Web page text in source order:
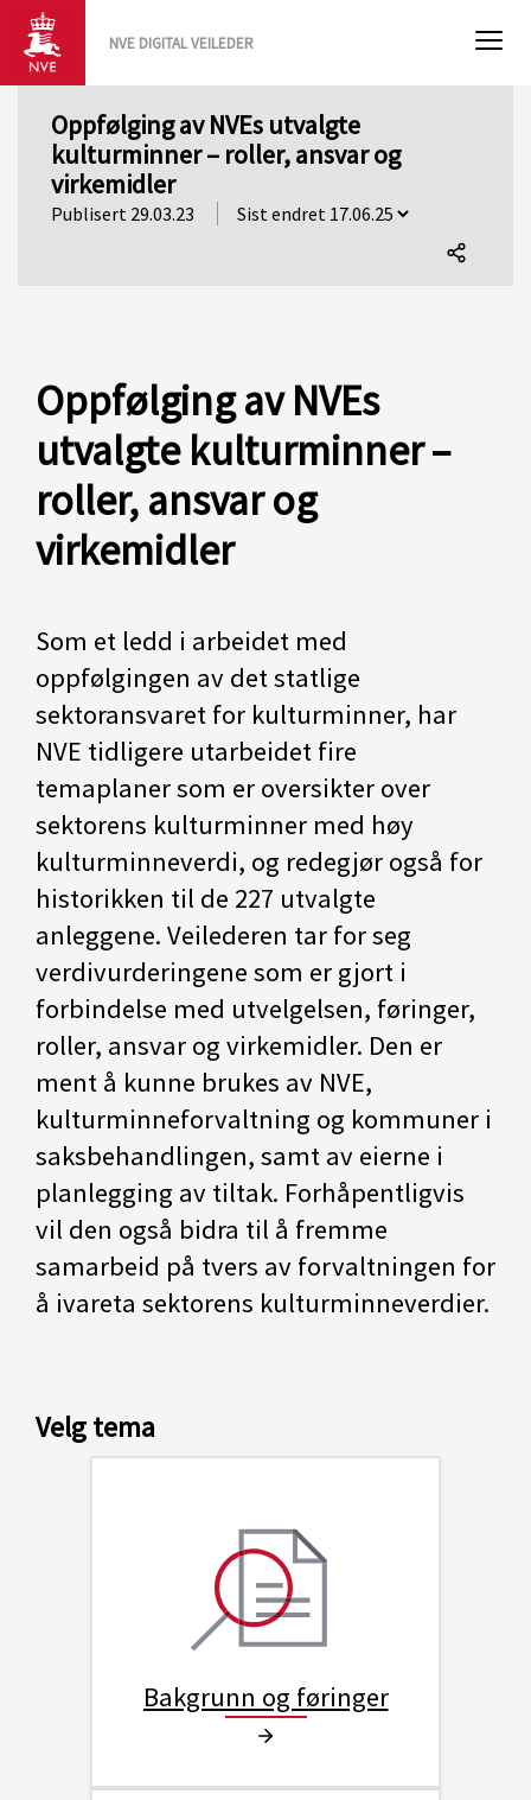
NVE DIGITAL VEILEDER
Oppfølging av NVEs utvalgte
kulturminner – roller, ansvar og
virkemidler
Publisert 29.03.23
Oppfølging av NVEs
utvalgte kulturminner –
roller, ansvar og
virkemidler
Som et ledd i arbeidet med
oppfølgingen av det statlige
sektoransvaret for kulturminner, har
NVE tidligere utarbeidet fire
temaplaner som er oversikter over
sektorens kulturminner med høy
kulturminneverdi, og redegjør også for
historikken til de 227 utvalgte
anleggene. Veilederen tar for seg
verdivurderingene som er gjort i
forbindelse med utvelgelsen, føringer,
roller, ansvar og virkemidler. Den er
ment å kunne brukes av NVE,
kulturminneforvaltning og kommuner i
saksbehandlingen, samt av eierne i
planlegging av tiltak. Forhåpentligvis
vil den også bidra til å fremme
samarbeid på tvers av forvaltningen for
å ivareta sektorens kulturminneverdier.
Velg tema
Bakgrunn og føringer